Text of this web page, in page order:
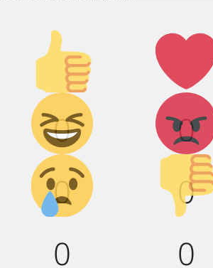
Палец
вверх!
0
Лайк!
0
Дикий
смех!
0
Агрессия!
0
Грусть :(
0
Палец
вниз!
0